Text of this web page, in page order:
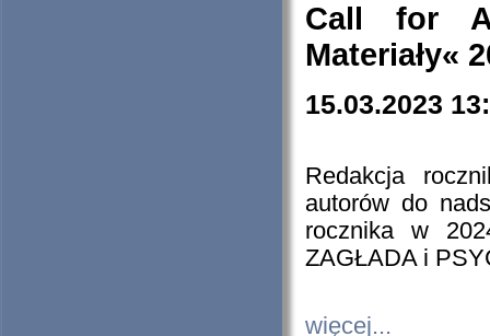
Call for
Materiały«
15.03.2023
Redakcja
autorów do
rocznika w
ZAGŁADA i
więcej...